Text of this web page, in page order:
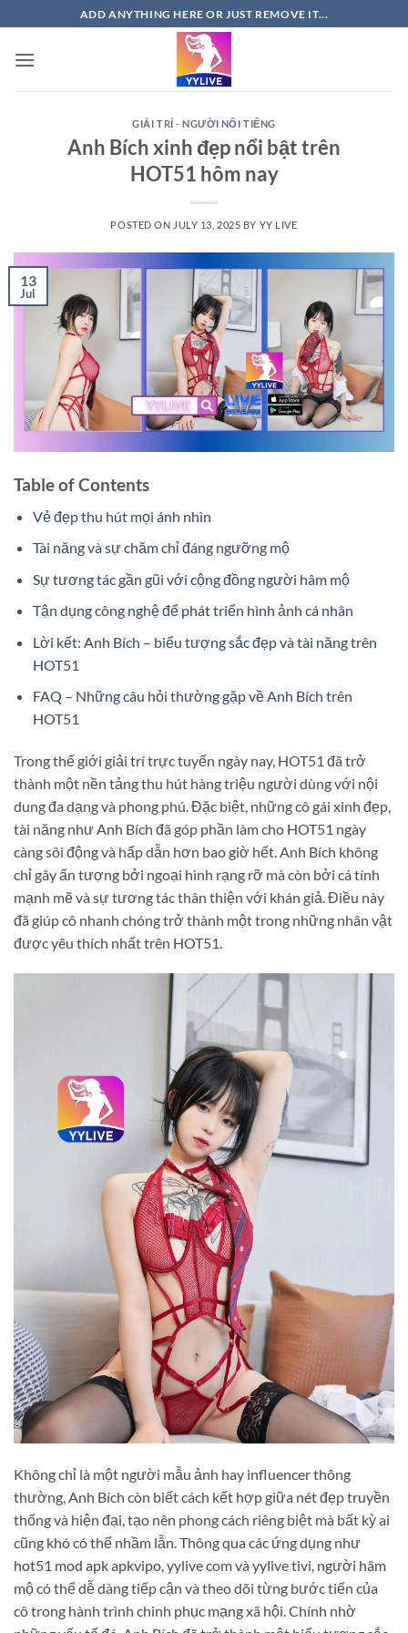
to
content
ADD ANYTHING HERE OR JUST REMOVE IT...
GIẢI TRÍ - NGƯỜI NỔI TIẾNG
Anh Bích xinh đẹp nổi bật trên
HOT51 hôm nay
POSTED ON JULY 13, 2025 BY YY LIVE
13
Jul
Table of Contents
Vẻ đẹp thu hút mọi ánh nhìn
Tài năng và sự chăm chỉ đáng ngưỡng mộ
Sự tương tác gần gũi với cộng đồng người hâm mộ
Tận dụng công nghệ để phát triển hình ảnh cá nhân
Lời kết: Anh Bích – biểu tượng sắc đẹp và tài năng trên
HOT51
FAQ – Những câu hỏi thường gặp về Anh Bích trên
HOT51
Trong thế giới giải trí trực tuyến ngày nay, HOT51 đã trở
thành một nền tảng thu hút hàng triệu người dùng với nội
dung đa dạng và phong phú. Đặc biệt, những cô gái xinh đẹp,
tài năng như Anh Bích đã góp phần làm cho HOT51 ngày
càng sôi động và hấp dẫn hơn bao giờ hết. Anh Bích không
chỉ gây ấn tượng bởi ngoại hình rạng rỡ mà còn bởi cá tính
mạnh mẽ và sự tương tác thân thiện với khán giả. Điều này
đã giúp cô nhanh chóng trở thành một trong những nhân vật
được yêu thích nhất trên HOT51.
Không chỉ là một người mẫu ảnh hay influencer thông
thường, Anh Bích còn biết cách kết hợp giữa nét đẹp truyền
thống và hiện đại, tạo nên phong cách riêng biệt mà bất kỳ ai
cũng khó có thể nhầm lẫn. Thông qua các ứng dụng như
hot51 mod apk apkvipo, yylive com và yylive tivi, người hâm
mộ có thể dễ dàng tiếp cận và theo dõi từng bước tiến của
cô trong hành trình chinh phục mạng xã hội. Chính nhờ